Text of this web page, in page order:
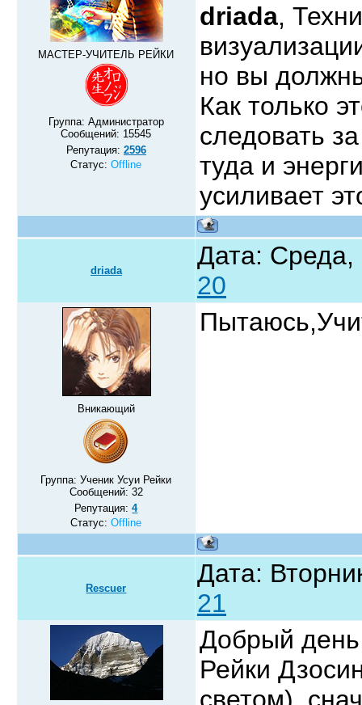
МАСТЕР-УЧИТЕЛЬ РЕЙКИ
Группа: Администратор
Сообщений: 15545
Репутация: 2596
Статус:Offline
driada,
но вы
Как только
следовать
туда и
усиливает
driada
Дата:
20
Вникающий
Группа: Ученик Усуи Рейки
Сообщений: 32
Репутация:4
Статус:Offline
Rescuer
Дата:
21
Добрый
Рейки
светом),